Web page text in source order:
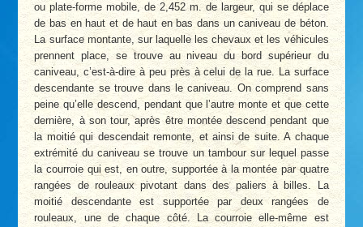
ou plate-forme mobile, de 2,452 m. de largeur, qui se déplace
de bas en haut et de haut en bas dans un caniveau de béton.
La surface montante, sur laquelle les chevaux et les véhicules
prennent place, se trouve au niveau du bord supérieur du
caniveau, c’est-à-dire à peu près à celui de la rue. La surface
descendante se trouve dans le caniveau. On comprend sans
peine qu’elle descend, pendant que l’autre monte et que cette
dernière, à son tour, après être montée descend pendant que
la moitié qui descendait remonte, et ainsi de suite. A chaque
extrémité du caniveau se trouve un tambour sur lequel passe
la courroie qui est, en outre, supportée à la montée par quatre
rangées de rouleaux pivotant dans des paliers à billes. La
moitié descendante est supportée par deux rangées de
rouleaux, une de chaque côté. La courroie elle-même est